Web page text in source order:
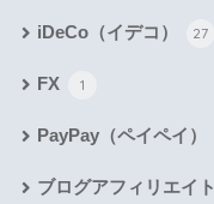
iDeCo（イデコ） 27
FX 1
PayPay（ペイペイ）
ブログアフィリエイト